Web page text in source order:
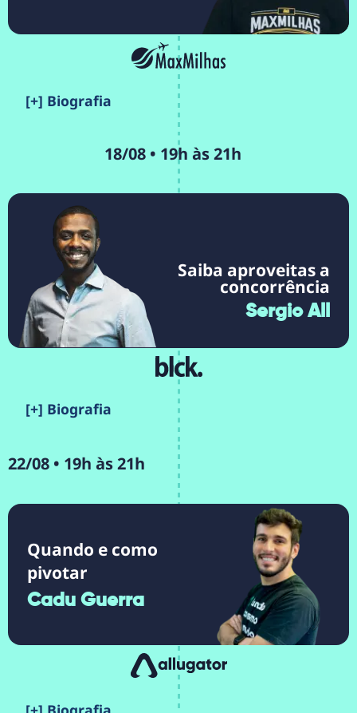
[+] Biografia
18/08 • 19h às 21h
Saiba aproveitas a
concorrência
Sergio All
[+] Biografia
22/08 • 19h às 21h
Quando e como
pivotar
Cadu Guerra